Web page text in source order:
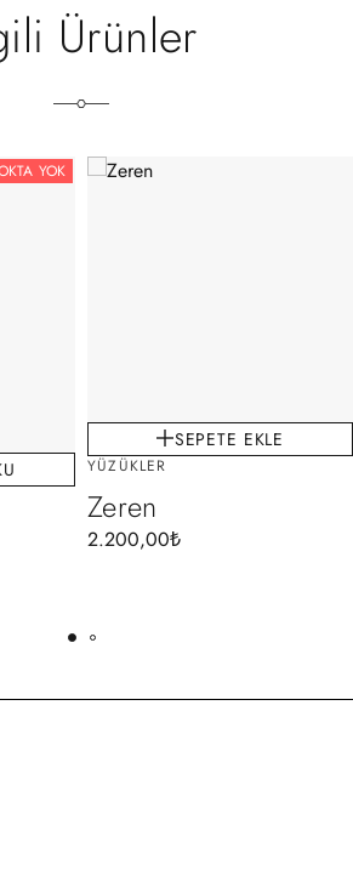
Ürünler
YOK
SEPETE EKLE
YÜZÜKLER
Zeren
2.200,00₺